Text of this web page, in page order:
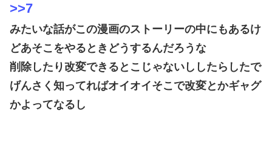
>>7
みたいな話がこの漫画のストーリーの中にもあるけ
どあそこをやるときどうするんだろうな
削除したり改変できるとこじゃないししたらしたで
げんさく知ってればオイオイそこで改変とかギャグ
かよってなるし